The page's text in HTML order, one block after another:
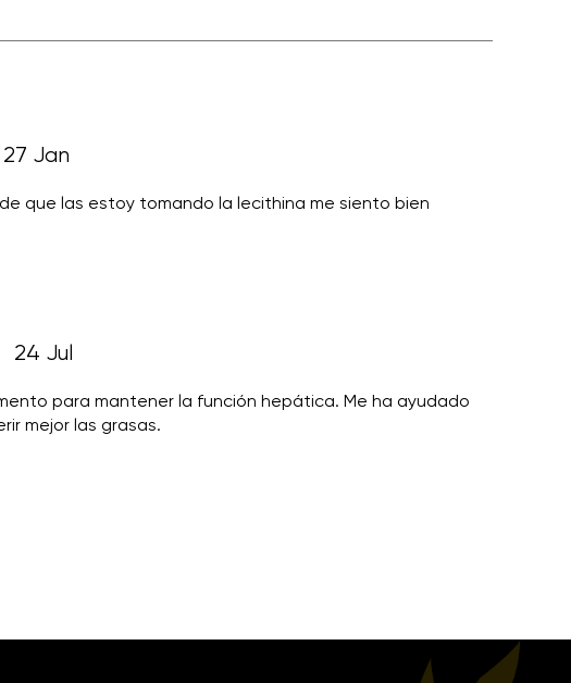
27 Jan
que las estoy tomando la lecithina me siento bien
24 Jul
para mantener la función hepática. Me ha ayudado
mejor las grasas.